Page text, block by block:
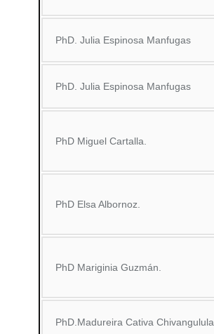
PhD. Julia Espinosa Manfugas
PhD. Julia Espinosa Manfugas
PhD Miguel Cartalla.
PhD Elsa Albornoz.
PhD Mariginia Guzmán.
PhD.Madureira Cativa Chivangulula